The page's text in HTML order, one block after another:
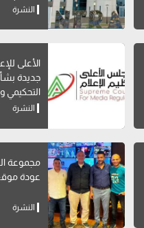
إتاحة
النشرة
الأعلى
جديدة
التحكيمي
البرامج
النشرة
مجموعة
عودة
النشرة